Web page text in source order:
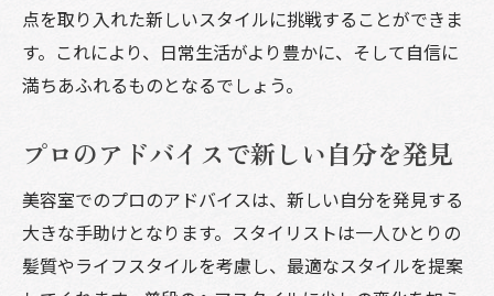
点を取り入れた新しいスタイルに挑戦することができま
す。これにより、日常生活がより豊かに、そして自信に
満ちあふれるものとなるでしょう。
プロのアドバイスで新しい自分を発見
美容室でのプロのアドバイスは、新しい自分を発見する
大きな手助けとなります。スタイリストは一人ひとりの
髪質やライフスタイルを考慮し、最適なスタイルを提案